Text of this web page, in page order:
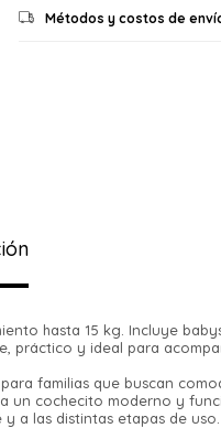
Métodos y costos de
hasta 15 kg. Incluye
práctico y ideal para
familias que buscan
un cochecito moderno y
a las distintas etapas de uso.